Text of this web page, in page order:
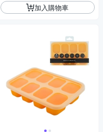
加入購物車